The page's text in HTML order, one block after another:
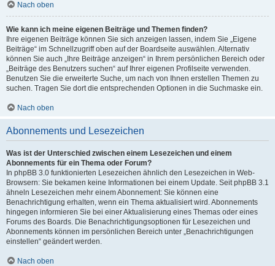
Nach oben
Wie kann ich meine eigenen Beiträge und Themen finden?
Ihre eigenen Beiträge können Sie sich anzeigen lassen, indem Sie „Eigene
Beiträge“ im Schnellzugriff oben auf der Boardseite auswählen. Alternativ
können Sie auch „Ihre Beiträge anzeigen“ in Ihrem persönlichen Bereich oder
„Beiträge des Benutzers suchen“ auf Ihrer eigenen Profilseite verwenden.
Benutzen Sie die erweiterte Suche, um nach von Ihnen erstellen Themen zu
suchen. Tragen Sie dort die entsprechenden Optionen in die Suchmaske ein.
Nach oben
Abonnements und Lesezeichen
Was ist der Unterschied zwischen einem Lesezeichen und einem
Abonnements für ein Thema oder Forum?
In phpBB 3.0 funktionierten Lesezeichen ähnlich den Lesezeichen in Web-
Browsern: Sie bekamen keine Informationen bei einem Update. Seit phpBB 3.1
ähneln Lesezeichen mehr einem Abonnement: Sie können eine
Benachrichtigung erhalten, wenn ein Thema aktualisiert wird. Abonnements
hingegen informieren Sie bei einer Aktualisierung eines Themas oder eines
Forums des Boards. Die Benachrichtigungsoptionen für Lesezeichen und
Abonnements können im persönlichen Bereich unter „Benachrichtigungen
einstellen“ geändert werden.
Nach oben